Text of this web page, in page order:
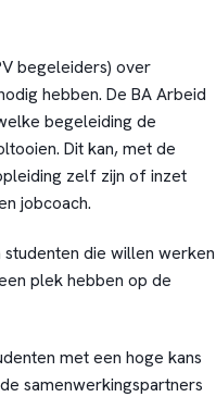
begeleiders) over
hebben. De BA Arbeid
begeleiding de
Dit kan, met de
zelf zijn of inzet
jobcoach.
die willen werken
plek hebben op de
met een hoge kans
samenwerkingspartners